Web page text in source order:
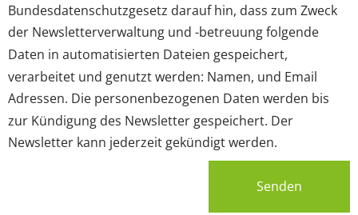
Bundesdatenschutzgesetz darauf hin, dass zum Zweck
der Newsletterverwaltung und -betreuung folgende
Daten in automatisierten Dateien gespeichert,
verarbeitet und genutzt werden: Namen, und Email
Adressen. Die personenbezogenen Daten werden bis
zur Kündigung des Newsletter gespeichert. Der
Newsletter kann jederzeit gekündigt werden.
Senden